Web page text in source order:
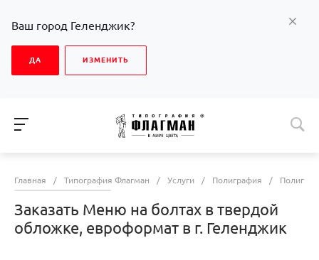
Ваш город Геленджик?
ДА ИЗМЕНИТЬ
Главная / Типография Флагман / Услуги / Полиграфия /
Заказать Меню на болтах в твердой
обложке, евроформат в г. Геленджик